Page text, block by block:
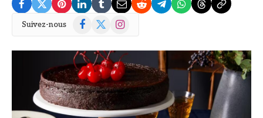
Suivez-nous Facebook
X
Instagram